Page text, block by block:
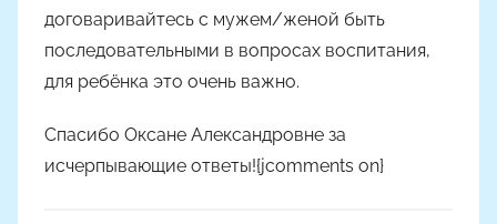
договаривайтесь с мужем/женой быть
последовательными в вопросах воспитания,
для ребёнка это очень важно.
Спасибо Оксане Александровне за
исчерпывающие ответы!{jcomments on}